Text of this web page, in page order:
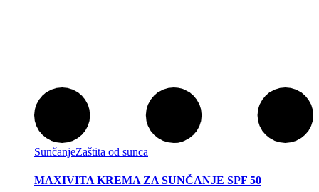
SunčanjeZaštita od sunca
MAXIVITA KREMA ZA SUNČANJE SPF 50